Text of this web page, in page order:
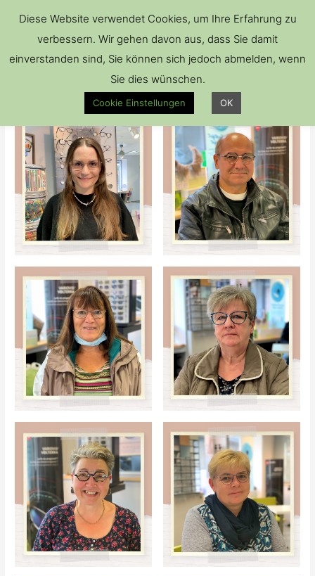
Diese Website verwendet Cookies, um Ihre Erfahrung zu
verbessern. Wir gehen davon aus, dass Sie damit
einverstanden sind, Sie können sich jedoch abmelden, wenn
Sie dies wünschen.
Cookie Einstellungen OK